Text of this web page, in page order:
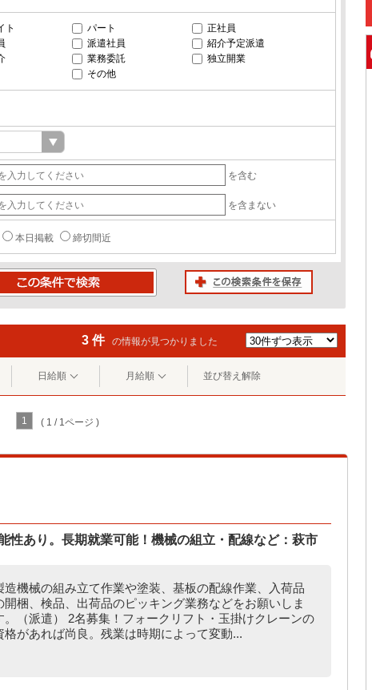
ト パート
正社員
派遣社員
紹介予定派遣
業務委託
独立開業
その他
を含む
を含まない
本日掲載 締切間近
3 件 の情報が見つかりました
日給順 月給順 並び替え解除
1 ( 1 / 1ページ )
性あり。長期就業可能！機械の組立・配線など：萩市
造機械の組み立て作業や塗装、基板の配線作業、入荷品
開梱、検品、出荷品のピッキング業務などをお願いしま
。（派遣） 2名募集！フォークリフト・玉掛けクレーンの
格があれば尚良。残業は時期によって変動...